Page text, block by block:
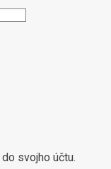
do svojho účtu.